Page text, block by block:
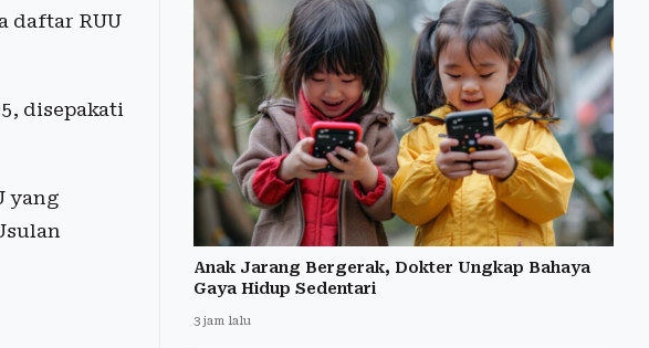
daftar RUU
disepakati
yang
Anak Jarang Bergerak, Dokter Ungkap Bahaya
Gaya Hidup Sedentari
3 jam lalu